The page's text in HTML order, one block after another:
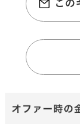
この